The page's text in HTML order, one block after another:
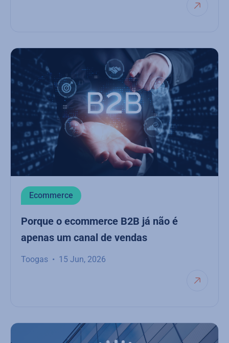
Ecommerce
Porque o ecommerce B2B já não é
apenas um canal de vendas
Toogas 15 Jun, 2026